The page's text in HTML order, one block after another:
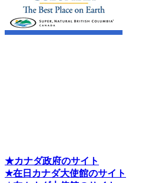
★カナダ政府のサイト
★在日カナダ大使館のサイト